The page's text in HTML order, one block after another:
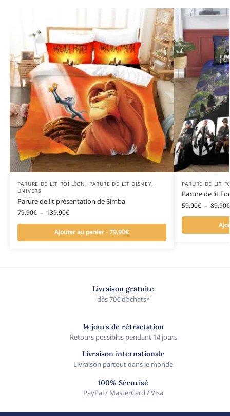
PARURE DE LIT ROI LION , PARURE DE LIT DISNEY,
UNIVERS
Parure de lit présentation de Simba
79,90€ – 139,90€
Ajouter au panier - 79,90€
PARURE DE LIT
Parure de lit
59,90€ – 89,90€
Livraison gratuite
dès 70€ d’achats*
14 jours de rétractation
Retours possibles pendant 14 jours
Livraison internationale
Livraison partout dans le monde
100% Sécurisé
PayPal / MasterCard / Visa